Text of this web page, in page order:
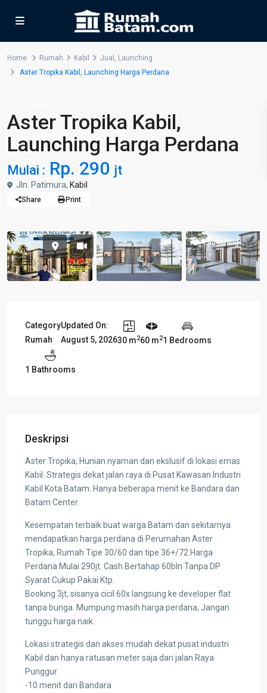
Home Rumah Kabil Jual , Launching
Aster Tropika Kabil, Launching Harga Perdana
Aster Tropika Kabil,
Launching Harga Perdana
Mulai : Rp. 290 jt
Jln. Patimura, Kabil
Share Print
Jual Launching
Category
Rumah
Updated On:
August 5, 202630 m260 m21 Bedrooms
1 Bathrooms
Deskripsi
Aster Tropika, Hunian nyaman dan ekslusif di lokasi emas
Kabil. Strategis dekat jalan raya di Pusat Kawasan Industri
Kabil Kota Batam. Hanya beberapa menit ke Bandara dan
Batam Center.
Kesempatan terbaik buat warga Batam dan sekitarnya
mendapatkan harga perdana di Perumahan Aster
Tropika, Rumah Tipe 30/60 dan tipe 36+/72 Harga
Perdana Mulai 290jt. Cash Bertahap 60bln Tanpa DP
Syarat Cukup Pakai Ktp.
Booking 3jt, sisanya cicil 60x langsung ke developer flat
tanpa bunga. Mumpung masih harga perdana, Jangan
tunggu harga naik.
Lokasi strategis dan akses mudah dekat pusat industri
Kabil dan hanya ratusan meter saja dari jalan Raya
Punggur.
-10 menit dari Bandara